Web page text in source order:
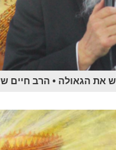
את הגאולה • הרב חיים